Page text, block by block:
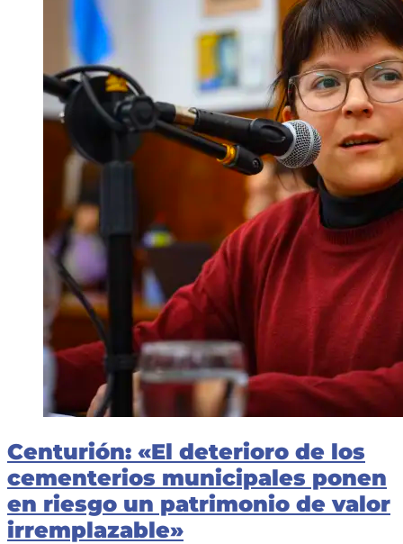
Centurión: «El deterioro de los
cementerios municipales ponen
en riesgo un patrimonio de valor
irremplazable»